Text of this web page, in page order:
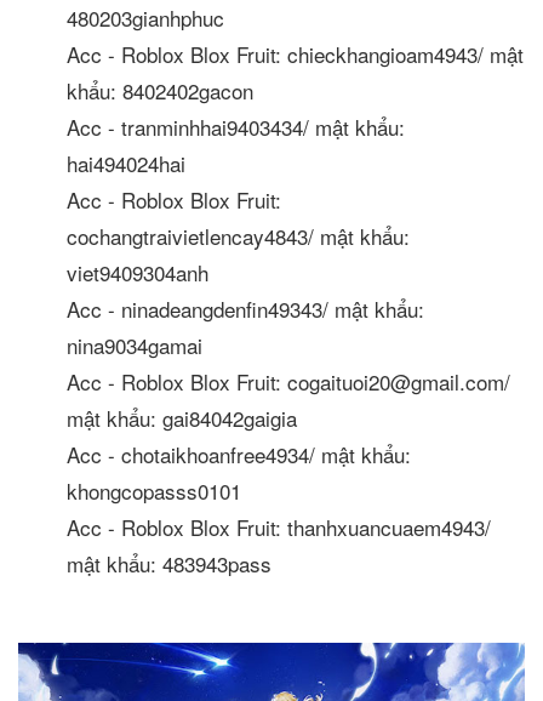
480203gianhphuc
Acc - Roblox Blox Fruit: chieckhangioam4943/ mật
khẩu: 8402402gacon
Acc - tranminhhai9403434/ mật khẩu:
hai494024hai
Acc - Roblox Blox Fruit:
cochangtraivietlencay4843/ mật khẩu:
viet9409304anh
Acc - ninadeangdenfin49343/ mật khẩu:
nina9034gamai
Acc - Roblox Blox Fruit: cogaituoi20@gmail.com/
mật khẩu: gai84042gaigia
Acc - chotaikhoanfree4934/ mật khẩu:
khongcopasss0101
Acc - Roblox Blox Fruit: thanhxuancuaem4943/
mật khẩu: 483943pass